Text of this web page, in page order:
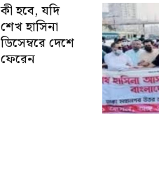
কী হবে, যদি
শেখ হাসিনা
ডিসেম্বরে দেশে
ফেরেন